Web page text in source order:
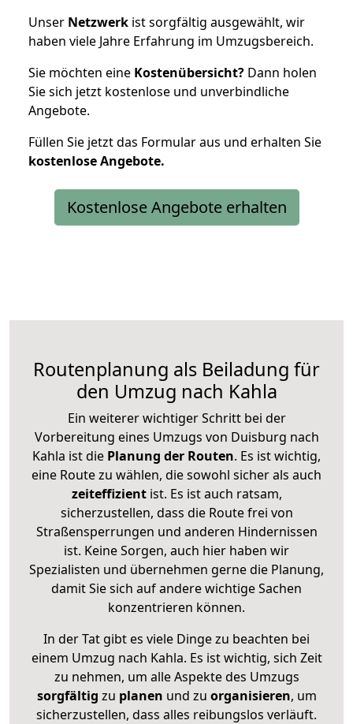
Unser Netzwerk ist sorgfältig ausgewählt, wir
haben viele Jahre Erfahrung im Umzugsbereich.
Sie möchten eine Kostenübersicht? Dann holen
Sie sich jetzt kostenlose und unverbindliche
Angebote.
Füllen Sie jetzt das Formular aus und erhalten Sie
kostenloseAngebote.
Kostenlose Angebote erhalten
Routenplanung als Beiladung für
den Umzug nach Kahla
Ein weiterer wichtiger Schritt bei der
Vorbereitung eines Umzugs von Duisburg nach
Kahla ist die Planung der Routen. Es ist wichtig,
eine Route zu wählen, die sowohl sicher als auch
zeiteffizientist. Es ist auch ratsam,
sicherzustellen, dass die Route frei von
Straßensperrungen und anderen Hindernissen
ist. Keine Sorgen, auch hier haben wir
Spezialisten und übernehmen gerne die Planung,
damit Sie sich auf andere wichtige Sachen
konzentrieren können.
In der Tat gibt es viele Dinge zu beachten bei
einem Umzug nach Kahla. Es ist wichtig, sich Zeit
zu nehmen, um alle Aspekte des Umzugs
sorgfältig zu planen und zu organisieren, um
sicherzustellen, dass alles reibungslos verläuft.